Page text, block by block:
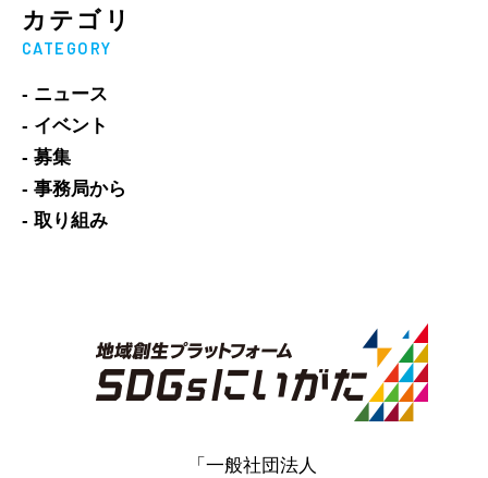
カテゴリ
CATEGORY
- ニュース
- イベント
- 募集
- 事務局から
- 取り組み
「一般社団法人